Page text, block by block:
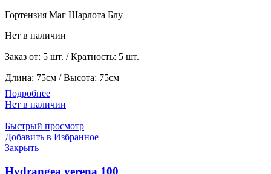
Гортензия Маг Шарлота Блу
Нет в наличии
Заказ от: 5 шт. / Кратность: 5 шт.
Длина: 75см / Высота: 75см
Подробнее
Нет в наличии
Быстрый просмотр
Добавить в Избранное
Закрыть
Hydrangea verena 100